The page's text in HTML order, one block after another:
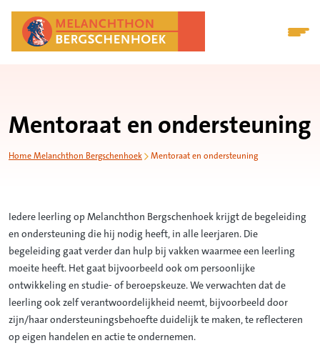
Mentoraat en ondersteuning
Home Melanchthon Bergschenhoek Mentoraat en ondersteuning
Iedere leerling op Melanchthon Bergschenhoek krijgt de begeleiding
en ondersteuning die hij nodig heeft, in alle leerjaren. Die
begeleiding gaat verder dan hulp bij vakken waarmee een leerling
moeite heeft. Het gaat bijvoorbeeld ook om persoonlijke
ontwikkeling en studie- of beroepskeuze. We verwachten dat de
leerling ook zelf verantwoordelijkheid neemt, bijvoorbeeld door
zijn/haar ondersteuningsbehoefte duidelijk te maken, te reflecteren
op eigen handelen en actie te ondernemen.